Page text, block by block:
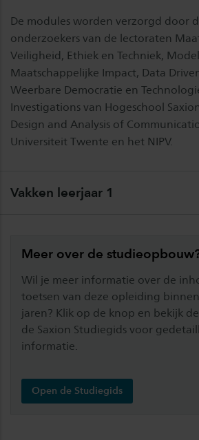
De modules worden verzorgd door
onderzoekers van de lectoraten
Veiligheid, Ethiek en Techniek,
Maatschappelijke Impact, Data
Weerbare Democratie en
Investigations van Hogeschool
Design and Analysis of
Universiteit Twente en het NIPV.
Vakken leerjaar 1
Meer over de
Wil je meer informatie over de
toetsen van deze opleiding
jaren? Klik op de knop en bekijk
de Saxion Studiegids voor
informatie.
Open de Studiegids